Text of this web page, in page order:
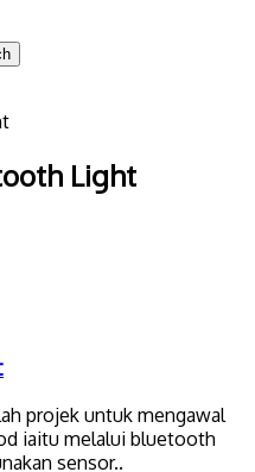
Light
projek untuk mengawal
iaitu melalui bluetooth
sensor..